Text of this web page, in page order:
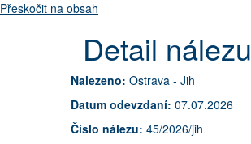
Přeskočit na obsah
Detail nálezu
Nalezeno: Ostrava - Jih
Datum odevzdaní: 07.07.2026
Číslo nálezu: 45/2026/jih